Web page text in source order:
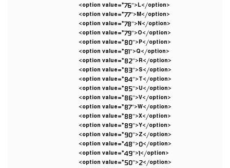
<option value=”76″>L</option>
<option value=”77″>M</option>
<option value=”78″>N</option>
<option value=”79″>O</option>
<option value=”80″>P</option>
<option value=”81″>Q</option>
<option value=”82″>R</option>
<option value=”83″>S</option>
<option value=”84″>T</option>
<option value=”85″>U</option>
<option value=”86″>V</option>
<option value=”87″>W</option>
<option value=”88″>X</option>
<option value=”89″>Y</option>
<option value=”90″>Z</option>
<option value=”48″>0</option>
<option value=”49″>1</option>
<option value=”50″>2</option>